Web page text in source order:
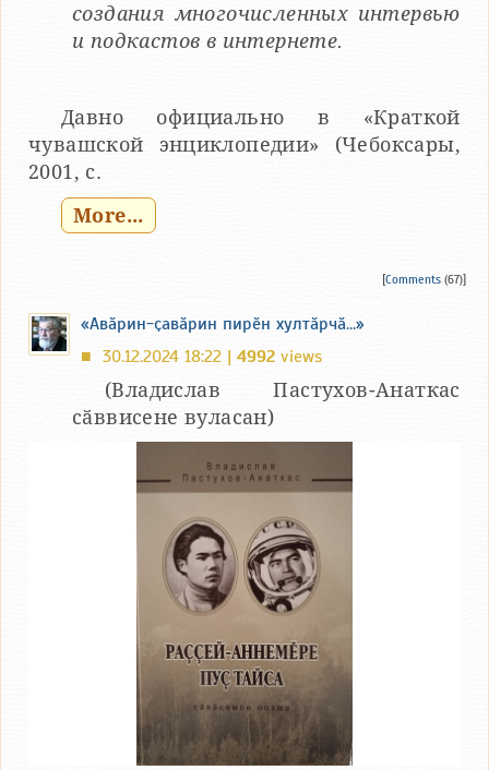
создания многочисленных интервью
и подкастов в интернете.
Давно официально в «Краткой
чувашской энциклопедии» (Чебоксары,
2001, с.
More...
[Comments (67)]
«Авӑрин-ҫавӑрин пирӗн хултӑрчӑ...»
■ 30.12.2024 18:22 | 4992 views
(Владислав Пастухов-Анаткас
сӑввисене вуласан)